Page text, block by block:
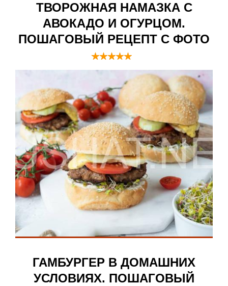
ТВОРОЖНАЯ НАМАЗКА С
АВОКАДО И ОГУРЦОМ.
ПОШАГОВЫЙ РЕЦЕПТ С ФОТО
ГАМБУРГЕР В ДОМАШНИХ
УСЛОВИЯХ. ПОШАГОВЫЙ